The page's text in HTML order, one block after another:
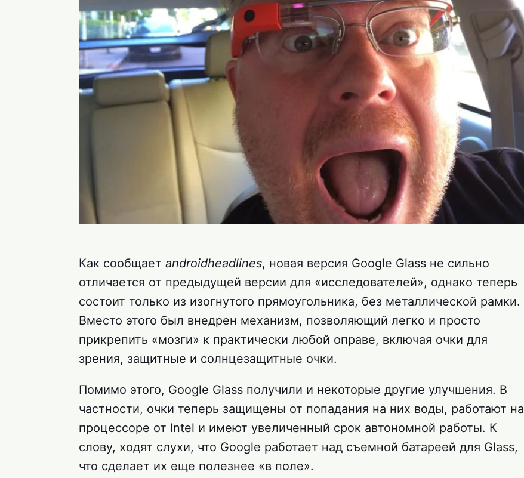
Как сообщает androidheadlines, новая версия Google Glass не сильно
отличается от предыдущей версии для «исследователей», однако теперь
состоит только из изогнутого прямоугольника, без металлической рамки.
Вместо этого был внедрен механизм, позволяющий легко и просто
прикрепить «мозги» к практически любой оправе, включая очки для
зрения, защитные и солнцезащитные очки.
Помимо этого, Google Glass получили и некоторые другие улучшения. В
частности, очки теперь защищены от попадания на них воды, работают на
процессоре от Intel и имеют увеличенный срок автономной работы. К
слову, ходят слухи, что Google работает над съемной батареей для Glass,
что сделает их еще полезнее «в поле».